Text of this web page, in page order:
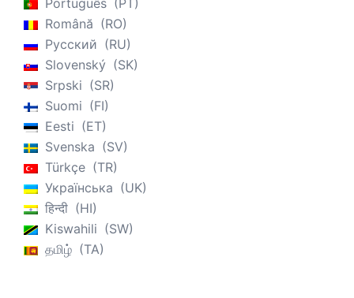
Português
PT
Română
RO
Русский
RU
Slovenský
SK
Srpski
SR
Suomi
FI
Eesti
ET
Svenska
SV
Türkçe
TR
Українська
UK
हिन्दी
HI
Kiswahili
SW
தமிழ்
TA